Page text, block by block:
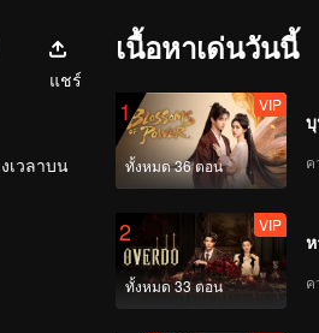
แชร์
เวลาบน
เนื้อหาเด่นวันนี้
1
ทั้งหมด 36 ตอน
VIP
ค
2
ทั้งหมด 33 ตอน
VIP
ค